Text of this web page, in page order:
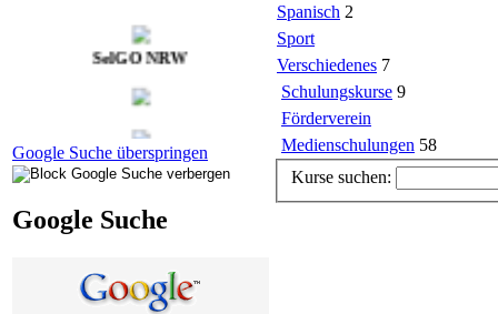
SelGO NRW
Google Suche überspringen
Google Suche
Spanisch 2
Sport
Verschiedenes 7
Schulungskurse 9
Förderverein
Medienschulungen 58
Kurse suchen: